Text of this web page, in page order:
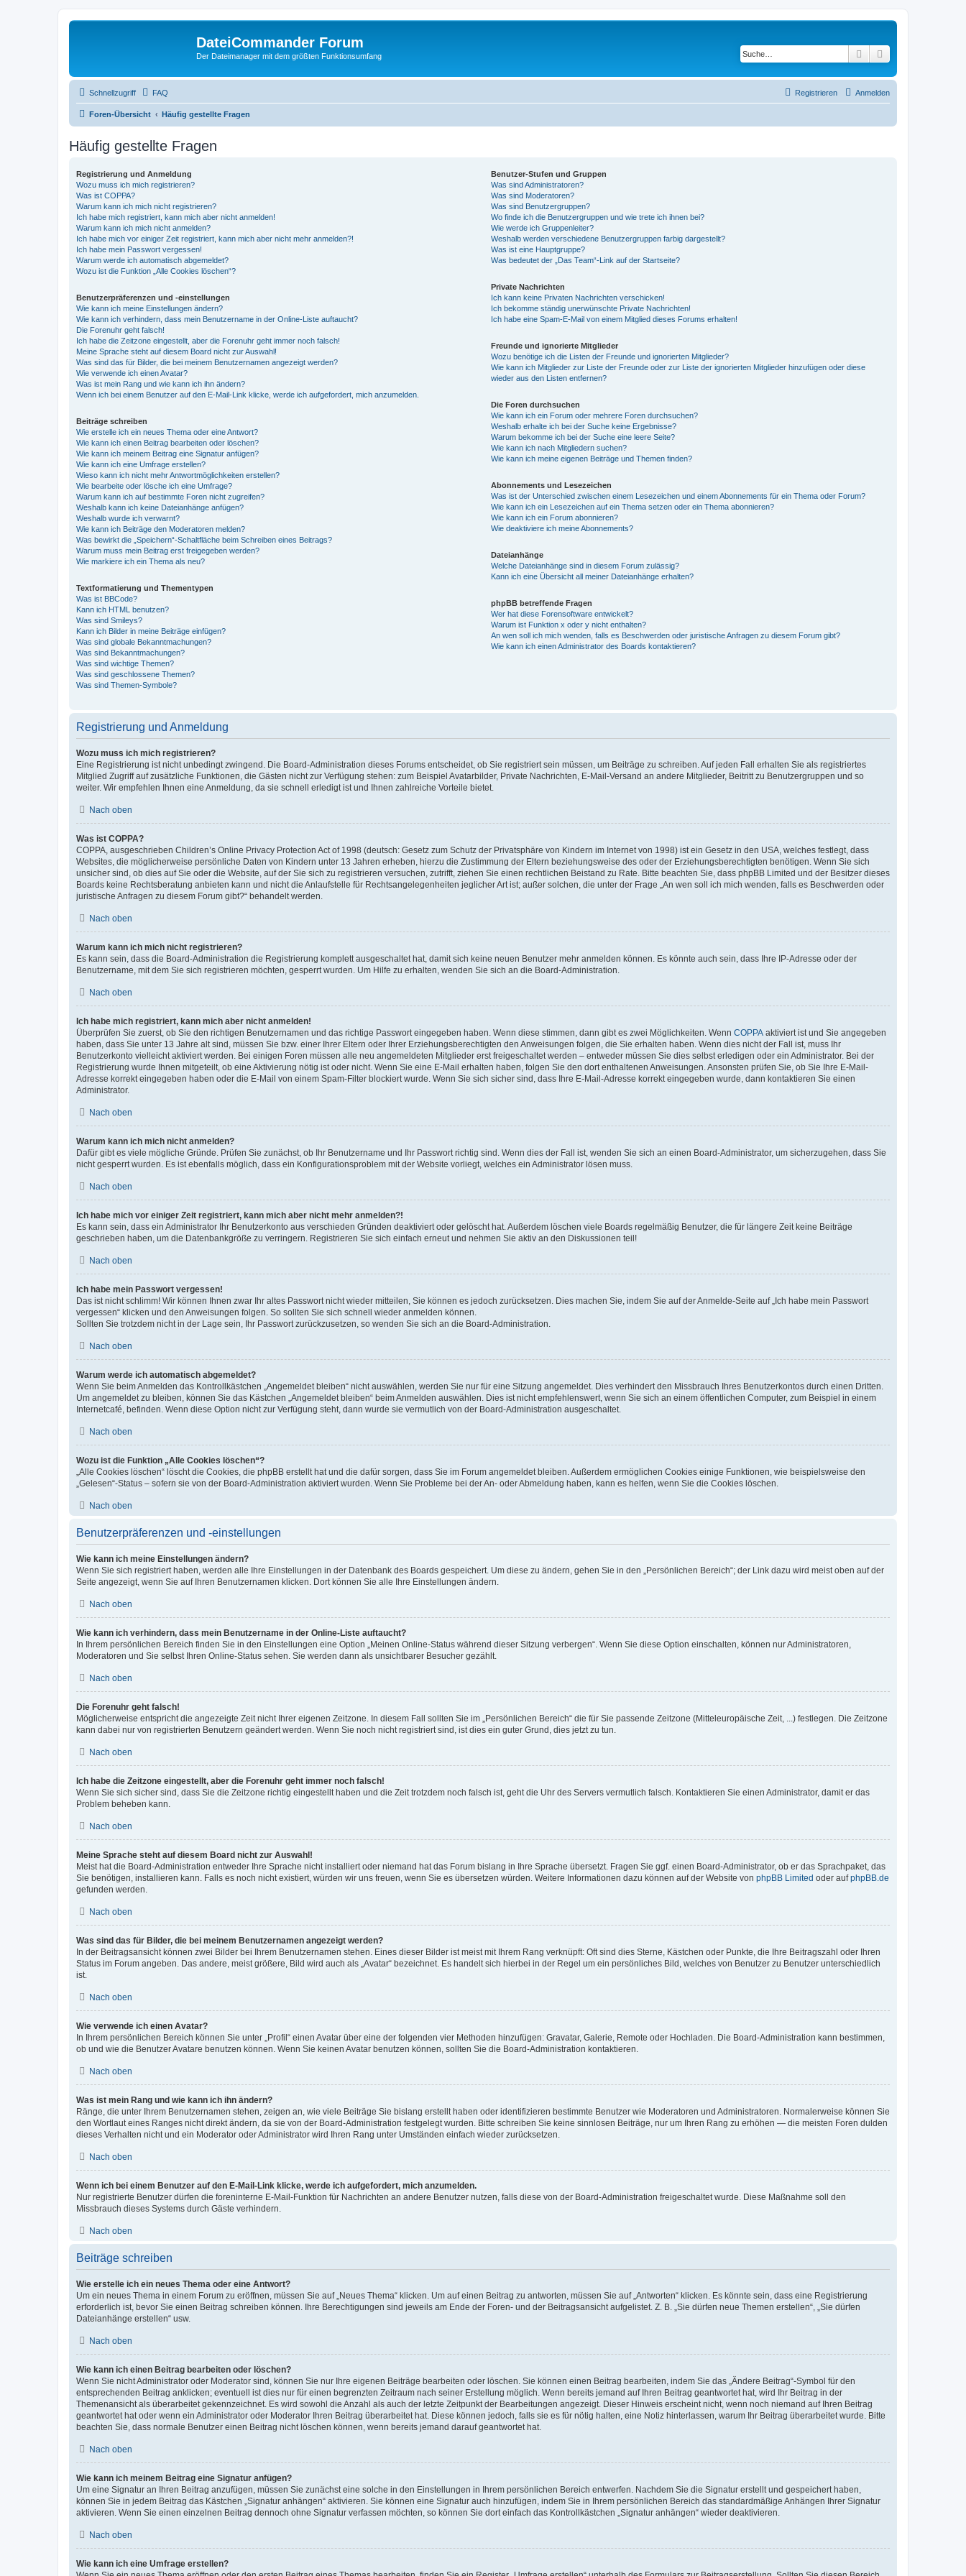
DateiCommander Forum
Der Dateimanager mit dem größten Funktionsumfang Suche
Schnellzugriff FAQ Anmelden
Registrieren
Foren-Übersicht Häufig gestellte Fragen
Häufig gestellte Fragen
Registrierung und Anmeldung
Wozu muss ich mich registrieren?
Was ist COPPA?
Warum kann ich mich nicht registrieren?
Ich habe mich registriert, kann mich aber nicht anmelden!
Warum kann ich mich nicht anmelden?
Ich habe mich vor einiger Zeit registriert, kann mich aber nicht mehr anmelden?!
Ich habe mein Passwort vergessen!
Warum werde ich automatisch abgemeldet?
Wozu ist die Funktion „Alle Cookies löschen“?
Benutzerpräferenzen und -einstellungen
Wie kann ich meine Einstellungen ändern?
Wie kann ich verhindern, dass mein Benutzername in der Online-Liste auftaucht?
Die Forenuhr geht falsch!
Ich habe die Zeitzone eingestellt, aber die Forenuhr geht immer noch falsch!
Meine Sprache steht auf diesem Board nicht zur Auswahl!
Was sind das für Bilder, die bei meinem Benutzernamen angezeigt werden?
Wie verwende ich einen Avatar?
Was ist mein Rang und wie kann ich ihn ändern?
Wenn ich bei einem Benutzer auf den E-Mail-Link klicke, werde ich aufgefordert, mich anzumelden.
Beiträge schreiben
Wie erstelle ich ein neues Thema oder eine Antwort?
Wie kann ich einen Beitrag bearbeiten oder löschen?
Wie kann ich meinem Beitrag eine Signatur anfügen?
Wie kann ich eine Umfrage erstellen?
Wieso kann ich nicht mehr Antwortmöglichkeiten erstellen?
Wie bearbeite oder lösche ich eine Umfrage?
Warum kann ich auf bestimmte Foren nicht zugreifen?
Weshalb kann ich keine Dateianhänge anfügen?
Weshalb wurde ich verwarnt?
Wie kann ich Beiträge den Moderatoren melden?
Was bewirkt die „Speichern“-Schaltfläche beim Schreiben eines Beitrags?
Warum muss mein Beitrag erst freigegeben werden?
Wie markiere ich ein Thema als neu?
Textformatierung und Thementypen
Was ist BBCode?
Kann ich HTML benutzen?
Was sind Smileys?
Kann ich Bilder in meine Beiträge einfügen?
Was sind globale Bekanntmachungen?
Was sind Bekanntmachungen?
Was sind wichtige Themen?
Was sind geschlossene Themen?
Was sind Themen-Symbole?
Benutzer-Stufen und Gruppen
Was sind Administratoren?
Was sind Moderatoren?
Was sind Benutzergruppen?
Wo finde ich die Benutzergruppen und wie trete ich ihnen bei?
Wie werde ich Gruppenleiter?
Weshalb werden verschiedene Benutzergruppen farbig dargestellt?
Was ist eine Hauptgruppe?
Was bedeutet der „Das Team“-Link auf der Startseite?
Private Nachrichten
Ich kann keine Privaten Nachrichten verschicken!
Ich bekomme ständig unerwünschte Private Nachrichten!
Ich habe eine Spam-E-Mail von einem Mitglied dieses Forums erhalten!
Freunde und ignorierte Mitglieder
Wozu benötige ich die Listen der Freunde und ignorierten Mitglieder?
Wie kann ich Mitglieder zur Liste der Freunde oder zur Liste der ignorierten Mitglieder hinzufügen oder diese
wieder aus den Listen entfernen?
Die Foren durchsuchen
Wie kann ich ein Forum oder mehrere Foren durchsuchen?
Weshalb erhalte ich bei der Suche keine Ergebnisse?
Warum bekomme ich bei der Suche eine leere Seite?
Wie kann ich nach Mitgliedern suchen?
Wie kann ich meine eigenen Beiträge und Themen finden?
Abonnements und Lesezeichen
Was ist der Unterschied zwischen einem Lesezeichen und einem Abonnements für ein Thema oder Forum?
Wie kann ich ein Lesezeichen auf ein Thema setzen oder ein Thema abonnieren?
Wie kann ich ein Forum abonnieren?
Wie deaktiviere ich meine Abonnements?
Dateianhänge
Welche Dateianhänge sind in diesem Forum zulässig?
Kann ich eine Übersicht all meiner Dateianhänge erhalten?
phpBB betreffende Fragen
Wer hat diese Forensoftware entwickelt?
Warum ist Funktion x oder y nicht enthalten?
An wen soll ich mich wenden, falls es Beschwerden oder juristische Anfragen zu diesem Forum gibt?
Wie kann ich einen Administrator des Boards kontaktieren?
Registrierung und Anmeldung
Wozu muss ich mich registrieren?
Eine Registrierung ist nicht unbedingt zwingend. Die Board-Administration dieses Forums entscheidet, ob Sie registriert sein müssen, um Beiträge zu schreiben. Auf jeden Fall erhalten Sie als registriertes
Mitglied Zugriff auf zusätzliche Funktionen, die Gästen nicht zur Verfügung stehen: zum Beispiel Avatarbilder, Private Nachrichten, E-Mail-Versand an andere Mitglieder, Beitritt zu Benutzergruppen und so
weiter. Wir empfehlen Ihnen eine Anmeldung, da sie schnell erledigt ist und Ihnen zahlreiche Vorteile bietet.
Nach oben
Was ist COPPA?
COPPA, ausgeschrieben Children’s Online Privacy Protection Act of 1998 (deutsch: Gesetz zum Schutz der Privatsphäre von Kindern im Internet von 1998) ist ein Gesetz in den USA, welches festlegt, dass
Websites, die möglicherweise persönliche Daten von Kindern unter 13 Jahren erheben, hierzu die Zustimmung der Eltern beziehungsweise des oder der Erziehungsberechtigten benötigen. Wenn Sie sich
unsicher sind, ob dies auf Sie oder die Website, auf der Sie sich zu registrieren versuchen, zutrifft, ziehen Sie einen rechtlichen Beistand zu Rate. Bitte beachten Sie, dass phpBB Limited und der Besitzer dieses
Boards keine Rechtsberatung anbieten kann und nicht die Anlaufstelle für Rechtsangelegenheiten jeglicher Art ist; außer solchen, die unter der Frage „An wen soll ich mich wenden, falls es Beschwerden oder
juristische Anfragen zu diesem Forum gibt?“ behandelt werden.
Nach oben
Warum kann ich mich nicht registrieren?
Es kann sein, dass die Board-Administration die Registrierung komplett ausgeschaltet hat, damit sich keine neuen Benutzer mehr anmelden können. Es könnte auch sein, dass Ihre IP-Adresse oder der
Benutzername, mit dem Sie sich registrieren möchten, gesperrt wurden. Um Hilfe zu erhalten, wenden Sie sich an die Board-Administration.
Nach oben
Ich habe mich registriert, kann mich aber nicht anmelden!
Überprüfen Sie zuerst, ob Sie den richtigen Benutzernamen und das richtige Passwort eingegeben haben. Wenn diese stimmen, dann gibt es zwei Möglichkeiten. Wenn COPPA aktiviert ist und Sie angegeben
haben, dass Sie unter 13 Jahre alt sind, müssen Sie bzw. einer Ihrer Eltern oder Ihrer Erziehungsberechtigten den Anweisungen folgen, die Sie erhalten haben. Wenn dies nicht der Fall ist, muss Ihr
Benutzerkonto vielleicht aktiviert werden. Bei einigen Foren müssen alle neu angemeldeten Mitglieder erst freigeschaltet werden – entweder müssen Sie dies selbst erledigen oder ein Administrator. Bei der
Registrierung wurde Ihnen mitgeteilt, ob eine Aktivierung nötig ist oder nicht. Wenn Sie eine E-Mail erhalten haben, folgen Sie den dort enthaltenen Anweisungen. Ansonsten prüfen Sie, ob Sie Ihre E-Mail-
Adresse korrekt eingegeben haben oder die E-Mail von einem Spam-Filter blockiert wurde. Wenn Sie sich sicher sind, dass Ihre E-Mail-Adresse korrekt eingegeben wurde, dann kontaktieren Sie einen
Administrator.
Nach oben
Warum kann ich mich nicht anmelden?
Dafür gibt es viele mögliche Gründe. Prüfen Sie zunächst, ob Ihr Benutzername und Ihr Passwort richtig sind. Wenn dies der Fall ist, wenden Sie sich an einen Board-Administrator, um sicherzugehen, dass Sie
nicht gesperrt wurden. Es ist ebenfalls möglich, dass ein Konfigurationsproblem mit der Website vorliegt, welches ein Administrator lösen muss.
Nach oben
Ich habe mich vor einiger Zeit registriert, kann mich aber nicht mehr anmelden?!
Es kann sein, dass ein Administrator Ihr Benutzerkonto aus verschieden Gründen deaktiviert oder gelöscht hat. Außerdem löschen viele Boards regelmäßig Benutzer, die für längere Zeit keine Beiträge
geschrieben haben, um die Datenbankgröße zu verringern. Registrieren Sie sich einfach erneut und nehmen Sie aktiv an den Diskussionen teil!
Nach oben
Ich habe mein Passwort vergessen!
Das ist nicht schlimm! Wir können Ihnen zwar Ihr altes Passwort nicht wieder mitteilen, Sie können es jedoch zurücksetzen. Dies machen Sie, indem Sie auf der Anmelde-Seite auf „Ich habe mein Passwort
vergessen“ klicken und den Anweisungen folgen. So sollten Sie sich schnell wieder anmelden können.
Sollten Sie trotzdem nicht in der Lage sein, Ihr Passwort zurückzusetzen, so wenden Sie sich an die Board-Administration.
Nach oben
Warum werde ich automatisch abgemeldet?
Wenn Sie beim Anmelden das Kontrollkästchen „Angemeldet bleiben“ nicht auswählen, werden Sie nur für eine Sitzung angemeldet. Dies verhindert den Missbrauch Ihres Benutzerkontos durch einen Dritten.
Um angemeldet zu bleiben, können Sie das Kästchen „Angemeldet bleiben“ beim Anmelden auswählen. Dies ist nicht empfehlenswert, wenn Sie sich an einem öffentlichen Computer, zum Beispiel in einem
Internetcafé, befinden. Wenn diese Option nicht zur Verfügung steht, dann wurde sie vermutlich von der Board-Administration ausgeschaltet.
Nach oben
Wozu ist die Funktion „Alle Cookies löschen“?
„Alle Cookies löschen“ löscht die Cookies, die phpBB erstellt hat und die dafür sorgen, dass Sie im Forum angemeldet bleiben. Außerdem ermöglichen Cookies einige Funktionen, wie beispielsweise den
„Gelesen“-Status – sofern sie von der Board-Administration aktiviert wurden. Wenn Sie Probleme bei der An- oder Abmeldung haben, kann es helfen, wenn Sie die Cookies löschen.
Nach oben
Benutzerpräferenzen und -einstellungen
Wie kann ich meine Einstellungen ändern?
Wenn Sie sich registriert haben, werden alle Ihre Einstellungen in der Datenbank des Boards gespeichert. Um diese zu ändern, gehen Sie in den „Persönlichen Bereich“; der Link dazu wird meist oben auf der
Seite angezeigt, wenn Sie auf Ihren Benutzernamen klicken. Dort können Sie alle Ihre Einstellungen ändern.
Nach oben
Wie kann ich verhindern, dass mein Benutzername in der Online-Liste auftaucht?
In Ihrem persönlichen Bereich finden Sie in den Einstellungen eine Option „Meinen Online-Status während dieser Sitzung verbergen“. Wenn Sie diese Option einschalten, können nur Administratoren,
Moderatoren und Sie selbst Ihren Online-Status sehen. Sie werden dann als unsichtbarer Besucher gezählt.
Nach oben
Die Forenuhr geht falsch!
Möglicherweise entspricht die angezeigte Zeit nicht Ihrer eigenen Zeitzone. In diesem Fall sollten Sie im „Persönlichen Bereich“ die für Sie passende Zeitzone (Mitteleuropäische Zeit, ...) festlegen. Die Zeitzone
kann dabei nur von registrierten Benutzern geändert werden. Wenn Sie noch nicht registriert sind, ist dies ein guter Grund, dies jetzt zu tun.
Nach oben
Ich habe die Zeitzone eingestellt, aber die Forenuhr geht immer noch falsch!
Wenn Sie sich sicher sind, dass Sie die Zeitzone richtig eingestellt haben und die Zeit trotzdem noch falsch ist, geht die Uhr des Servers vermutlich falsch. Kontaktieren Sie einen Administrator, damit er das
Problem beheben kann.
Nach oben
Meine Sprache steht auf diesem Board nicht zur Auswahl!
Meist hat die Board-Administration entweder Ihre Sprache nicht installiert oder niemand hat das Forum bislang in Ihre Sprache übersetzt. Fragen Sie ggf. einen Board-Administrator, ob er das Sprachpaket, das
Sie benötigen, installieren kann. Falls es noch nicht existiert, würden wir uns freuen, wenn Sie es übersetzen würden. Weitere Informationen dazu können auf der Website von phpBB Limited oder aufphpBB.de
gefunden werden.
Nach oben
Was sind das für Bilder, die bei meinem Benutzernamen angezeigt werden?
In der Beitragsansicht können zwei Bilder bei Ihrem Benutzernamen stehen. Eines dieser Bilder ist meist mit Ihrem Rang verknüpft: Oft sind dies Sterne, Kästchen oder Punkte, die Ihre Beitragszahl oder Ihren
Status im Forum angeben. Das andere, meist größere, Bild wird auch als „Avatar“ bezeichnet. Es handelt sich hierbei in der Regel um ein persönliches Bild, welches von Benutzer zu Benutzer unterschiedlich
ist.
Nach oben
Wie verwende ich einen Avatar?
In Ihrem persönlichen Bereich können Sie unter „Profil“ einen Avatar über eine der folgenden vier Methoden hinzufügen: Gravatar, Galerie, Remote oder Hochladen. Die Board-Administration kann bestimmen,
ob und wie die Benutzer Avatare benutzen können. Wenn Sie keinen Avatar benutzen können, sollten Sie die Board-Administration kontaktieren.
Nach oben
Was ist mein Rang und wie kann ich ihn ändern?
Ränge, die unter Ihrem Benutzernamen stehen, zeigen an, wie viele Beiträge Sie bislang erstellt haben oder identifizieren bestimmte Benutzer wie Moderatoren und Administratoren. Normalerweise können Sie
den Wortlaut eines Ranges nicht direkt ändern, da sie von der Board-Administration festgelegt wurden. Bitte schreiben Sie keine sinnlosen Beiträge, nur um Ihren Rang zu erhöhen — die meisten Foren dulden
dieses Verhalten nicht und ein Moderator oder Administrator wird Ihren Rang unter Umständen einfach wieder zurücksetzen.
Nach oben
Wenn ich bei einem Benutzer auf den E-Mail-Link klicke, werde ich aufgefordert, mich anzumelden.
Nur registrierte Benutzer dürfen die foreninterne E-Mail-Funktion für Nachrichten an andere Benutzer nutzen, falls diese von der Board-Administration freigeschaltet wurde. Diese Maßnahme soll den
Missbrauch dieses Systems durch Gäste verhindern.
Nach oben
Beiträge schreiben
Wie erstelle ich ein neues Thema oder eine Antwort?
Um ein neues Thema in einem Forum zu eröffnen, müssen Sie auf „Neues Thema“ klicken. Um auf einen Beitrag zu antworten, müssen Sie auf „Antworten“ klicken. Es könnte sein, dass eine Registrierung
erforderlich ist, bevor Sie einen Beitrag schreiben können. Ihre Berechtigungen sind jeweils am Ende der Foren- und der Beitragsansicht aufgelistet. Z. B. „Sie dürfen neue Themen erstellen“, „Sie dürfen
Dateianhänge erstellen“ usw.
Nach oben
Wie kann ich einen Beitrag bearbeiten oder löschen?
Wenn Sie nicht Administrator oder Moderator sind, können Sie nur Ihre eigenen Beiträge bearbeiten oder löschen. Sie können einen Beitrag bearbeiten, indem Sie das „Ändere Beitrag“-Symbol für den
entsprechenden Beitrag anklicken; eventuell ist dies nur für einen begrenzten Zeitraum nach seiner Erstellung möglich. Wenn bereits jemand auf Ihren Beitrag geantwortet hat, wird Ihr Beitrag in der
Themenansicht als überarbeitet gekennzeichnet. Es wird sowohl die Anzahl als auch der letzte Zeitpunkt der Bearbeitungen angezeigt. Dieser Hinweis erscheint nicht, wenn noch niemand auf Ihren Beitrag
geantwortet hat oder wenn ein Administrator oder Moderator Ihren Beitrag überarbeitet hat. Diese können jedoch, falls sie es für nötig halten, eine Notiz hinterlassen, warum Ihr Beitrag überarbeitet wurde. Bitte
beachten Sie, dass normale Benutzer einen Beitrag nicht löschen können, wenn bereits jemand darauf geantwortet hat.
Nach oben
Wie kann ich meinem Beitrag eine Signatur anfügen?
Um eine Signatur an Ihren Beitrag anzufügen, müssen Sie zunächst eine solche in den Einstellungen in Ihrem persönlichen Bereich entwerfen. Nachdem Sie die Signatur erstellt und gespeichert haben,
können Sie in jedem Beitrag das Kästchen „Signatur anhängen“ aktivieren. Sie können eine Signatur auch hinzufügen, indem Sie in Ihrem persönlichen Bereich das standardmäßige Anhängen Ihrer Signatur
aktivieren. Wenn Sie einen einzelnen Beitrag dennoch ohne Signatur verfassen möchten, so können Sie dort einfach das Kontrollkästchen „Signatur anhängen“ wieder deaktivieren.
Nach oben
Wie kann ich eine Umfrage erstellen?